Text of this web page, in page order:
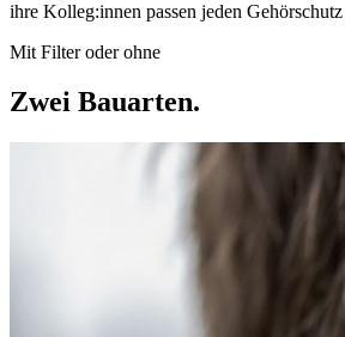
ihre Kolleg:innen passen jeden
Mit Filter oder ohne
Zwei Bauarten.